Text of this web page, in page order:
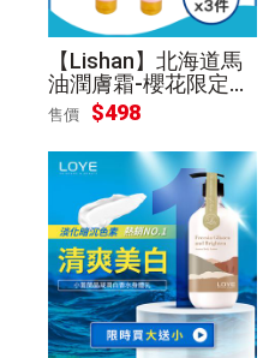
【Lishan】北海道馬
油潤膚霜-櫻花限定版
200g*3件[真品平行輸
入]
售價 $498